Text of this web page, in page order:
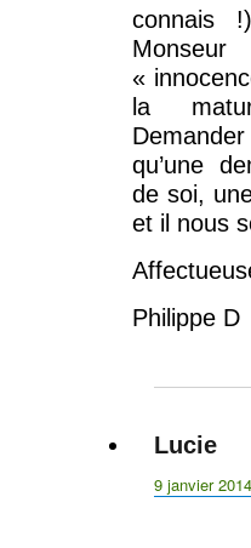
connais
«
la
qu’une
de soi,
et il nous
Philippe D
Luciedit :
9 janvier